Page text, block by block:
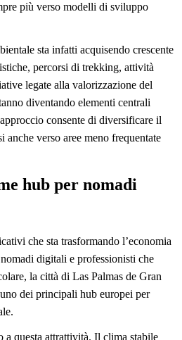
più verso modelli di sviluppo
sta infatti acquisendo crescente
percorsi di trekking, attività
legate alla valorizzazione del
diventando elementi centrali
consente di diversificare il
verso aree meno frequentate
hub per nomadi
che sta trasformando l’economia
digitali e professionisti che
la città di Las Palmas de Gran
dei principali hub europei per
questa attrattività. Il clima stabile